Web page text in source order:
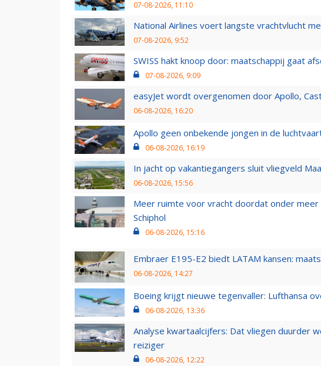
07-08-2026, 11:10
National Airlines voert langste vrachtvlucht
07-08-2026, 9:52
SWISS hakt knoop door: maatschappij gaat
07-08-2026, 9:09
easyJet wordt overgenomen door Apollo,
06-08-2026, 16:20
Apollo geen onbekende jongen in de
06-08-2026, 16:19
In jacht op vakantiegangers sluit vliegveld
06-08-2026, 15:56
Meer ruimte voor vracht doordat onder
Schiphol
06-08-2026, 15:16
Embraer E195-E2 biedt LATAM kansen:
06-08-2026, 14:27
Boeing krijgt nieuwe tegenvaller: Lufthansa
06-08-2026, 13:36
Analyse kwartaalcijfers: Dat vliegen duurder
reiziger
06-08-2026, 12:22